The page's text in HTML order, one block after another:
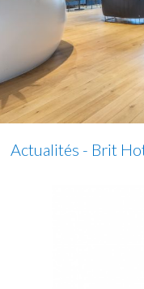
Actualités - Brit